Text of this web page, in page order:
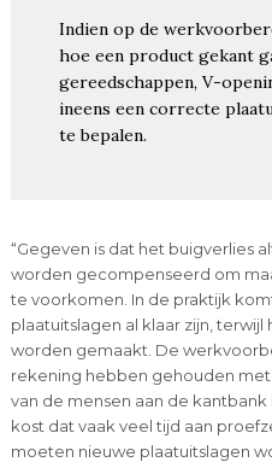
Indien op de
hoe een product gekant
gereedschappen, V-
ineens een correcte
te bepalen.
“Gegeven is dat het buigverlies
worden gecompenseerd om
te voorkomen. In de praktijk
plaatuitslagen al klaar zijn,
worden gemaakt. De
rekening hebben gehouden
van de mensen aan de
kost dat vaak veel tijd aan
moeten nieuwe plaatuitslagen